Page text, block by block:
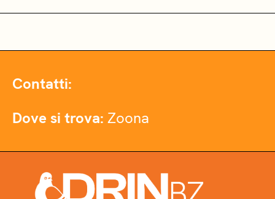
Contatti:
Dove si trova: Zoona